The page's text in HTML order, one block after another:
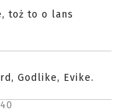
toż to o lans
Godlike, Evike.